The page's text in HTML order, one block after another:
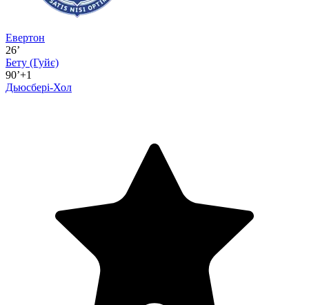
Евертон
26’
Бету (Гуйє)
90’+1
Дьюсбері-Хол